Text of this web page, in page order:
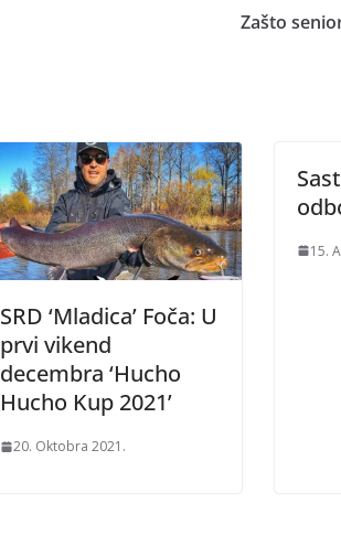
Zašto
SRD ‘Mladica’ Foča: U
prvi vikend
decembra ‘Hucho
Hucho Kup 2021’
20. Oktobra 2021.
15.